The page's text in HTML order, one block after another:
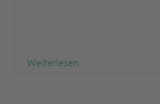
Weiterlesen